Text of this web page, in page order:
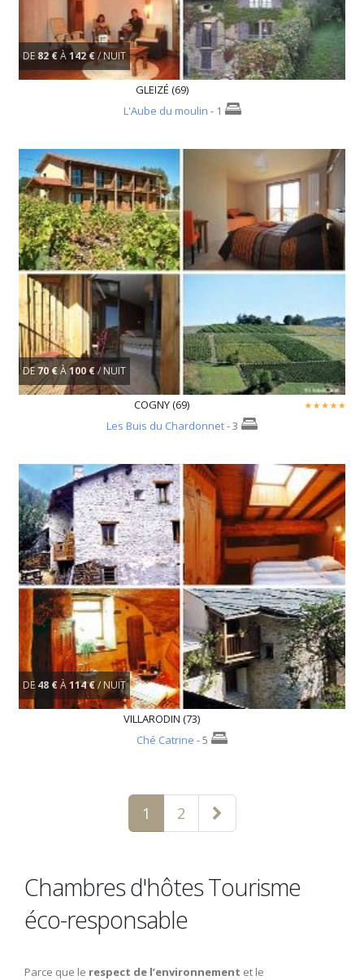
DE 82 €À142 €/ NUIT
GLEIZÉ (69)
L'Aube du moulin - 1
DE 70 €À100 €/ NUIT
COGNY (69)
Les Buis du Chardonnet- 3
DE48 €À114 €/ NUIT
VILLARODIN (73)
Ché Catrine - 5
1 2
Chambres d'hôtes Tourisme
éco-responsable
Parce que le respect de l’environnement et le